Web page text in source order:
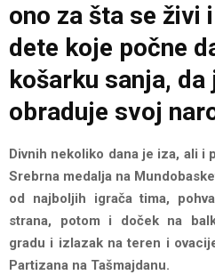
ono za šta se živi
dete koje počne
košarku sanja, da
obraduje svoj
Divnih nekoliko dana je iza, ali i
Srebrna medalja na
od najboljih igrača tima,
strana, potom i doček na
gradu i izlazak na teren i
Partizana na Tašmajdanu.